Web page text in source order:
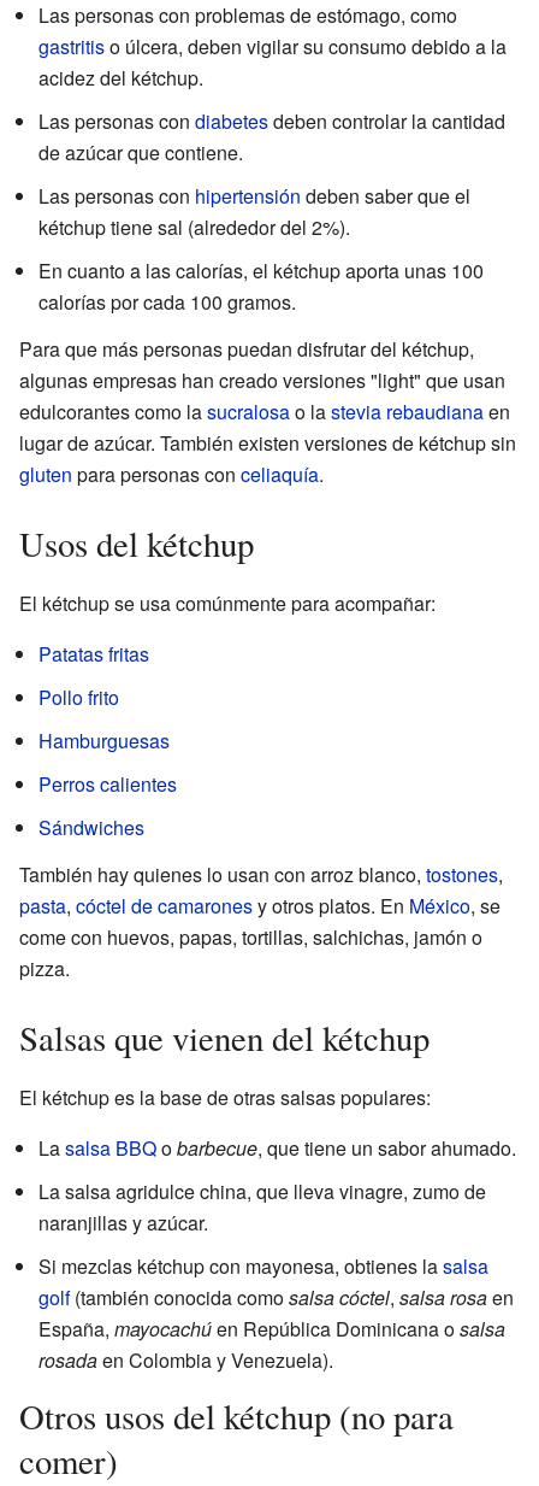
Las personas con problemas de estómago, como
gastritiso úlcera, deben vigilar su consumo debido a la
acidez del kétchup.
Las personas con diabetesdeben controlar la cantidad
de azúcar que contiene.
Las personas con hipertensión deben saber que el
kétchup tiene sal (alrededor del 2%).
En cuanto a las calorías, el kétchup aporta unas 100
calorías por cada 100 gramos.
Para que más personas puedan disfrutar del kétchup,
algunas empresas han creado versiones "light" que usan
edulcorantes como lasucralosao lastevia rebaudianaen
lugar de azúcar. También existen versiones de kétchup sin
gluten para personas con celiaquía.
Usos del kétchup
El kétchup se usa comúnmente para acompañar:
Patatas fritas
Pollo frito
Hamburguesas
Perros calientes
Sándwiches
También hay quienes lo usan con arroz blanco, tostones,
pasta, cóctel de camaronesy otros platos. En México, se
come con huevos, papas, tortillas, salchichas, jamón o
pizza.
Salsas que vienen del kétchup
El kétchup es la base de otras salsas populares:
Lasalsa BBQobarbecue, que tiene un sabor ahumado.
La salsa agridulce china, que lleva vinagre, zumo de
naranjillas y azúcar.
Si mezclas kétchup con mayonesa, obtienes lasalsa
golf(también conocida comosalsa cóctel, salsa rosaen
España, mayocachúen República Dominicana osalsa
rosadaen Colombia y Venezuela).
Otros usos del kétchup (no para
comer)